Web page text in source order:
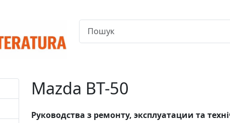
Mazda BT-50
Руководства з ремонту, эксплуатации та